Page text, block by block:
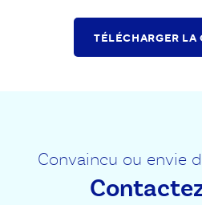
TÉLÉCHARGER LA
Convaincu ou envie